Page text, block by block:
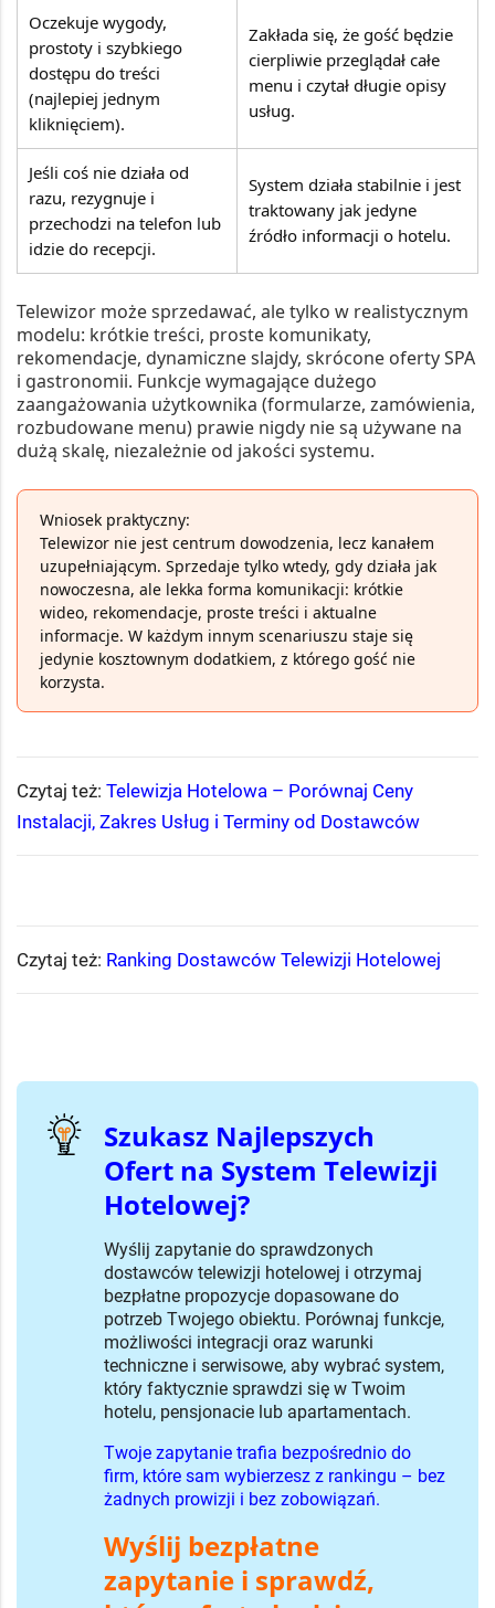
Oczekuje wygody,
prostoty i szybkiego
dostępu do treści
(najlepiej jednym
kliknięciem).
Zakłada się, że gość będzie
cierpliwie przeglądał całe
menu i czytał długie opisy
usług.
Jeśli coś nie działa od
razu, rezygnuje i
przechodzi na telefon lub
idzie do recepcji.
System działa stabilnie i jest
traktowany jak jedyne
źródło informacji o hotelu.
Telewizor może sprzedawać, ale tylko w realistycznym
modelu: krótkie treści, proste komunikaty,
rekomendacje, dynamiczne slajdy, skrócone oferty SPA
i gastronomii. Funkcje wymagające dużego
zaangażowania użytkownika (formularze, zamówienia,
rozbudowane menu) prawie nigdy nie są używane na
dużą skalę, niezależnie od jakości systemu.
Wniosek praktyczny:
Telewizor nie jest centrum dowodzenia, lecz kanałem
uzupełniającym. Sprzedaje tylko wtedy, gdy działa jak
nowoczesna, ale lekka forma komunikacji: krótkie
wideo, rekomendacje, proste treści i aktualne
informacje. W każdym innym scenariuszu staje się
jedynie kosztownym dodatkiem, z którego gość nie
korzysta.
Czytaj też: Telewizja Hotelowa – Porównaj Ceny
Instalacji, Zakres Usług i Terminy od Dostawców
Czytaj też: Ranking Dostawców Telewizji Hotelowej
Szukasz Najlepszych
Ofert na System Telewizji
Hotelowej?
Wyślij zapytanie do sprawdzonych
dostawców telewizji hotelowej i otrzymaj
bezpłatne propozycje dopasowane do
potrzeb Twojego obiektu. Porównaj funkcje,
możliwości integracji oraz warunki
techniczne i serwisowe, aby wybrać system,
który faktycznie sprawdzi się w Twoim
hotelu, pensjonacie lub apartamentach.
Twoje zapytanie trafia bezpośrednio do
firm, które sam wybierzesz z rankingu – bez
żadnych prowizji i bez zobowiązań.
Wyślij bezpłatne
zapytanie i sprawdź,